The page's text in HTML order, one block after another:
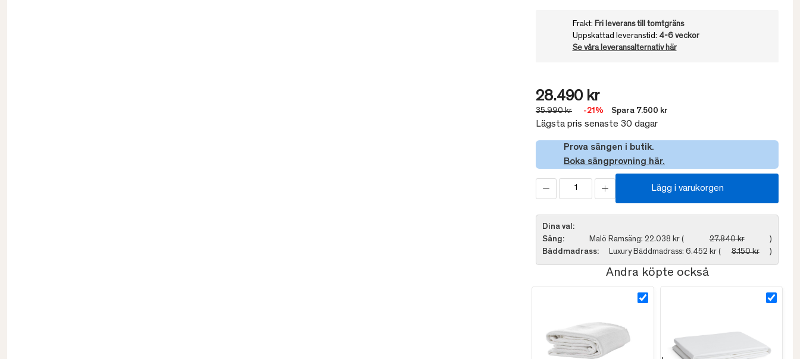
Frakt: Fri leverans till tomtgräns
Uppskattad leveranstid: 4-6 veckor
Se våra leveransalternativ här
28.490 kr
35.990 kr -21% Spara 7.500 kr
Lägsta pris senaste 30 dagar
Prova sängen i butik.
Boka sängprovning här.
Lägg i varukorgen
Dina val:
Säng:
Malö Ramsäng: 22.038 kr ( 27.840 kr
)
Bäddmadrass:
Luxury Bäddmadrass: 6.452 kr ( 8.150 kr )
Andra köpte också